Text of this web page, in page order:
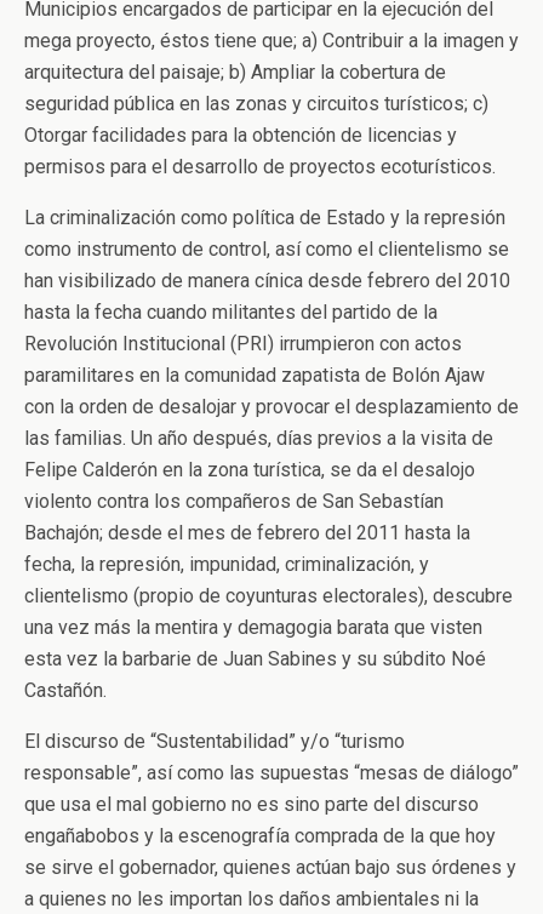
Municipios encargados de participar en la ejecución del
mega proyecto, éstos tiene que; a) Contribuir a la imagen y
arquitectura del paisaje; b) Ampliar la cobertura de
seguridad pública en las zonas y circuitos turísticos; c)
Otorgar facilidades para la obtención de licencias y
permisos para el desarrollo de proyectos ecoturísticos.
La criminalización como política de Estado y la represión
como instrumento de control, así como el clientelismo se
han visibilizado de manera cínica desde febrero del 2010
hasta la fecha cuando militantes del partido de la
Revolución Institucional (PRI) irrumpieron con actos
paramilitares en la comunidad zapatista de Bolón Ajaw
con la orden de desalojar y provocar el desplazamiento de
las familias. Un año después, días previos a la visita de
Felipe Calderón en la zona turística, se da el desalojo
violento contra los compañeros de San Sebastían
Bachajón; desde el mes de febrero del 2011 hasta la
fecha, la represión, impunidad, criminalización, y
clientelismo (propio de coyunturas electorales), descubre
una vez más la mentira y demagogia barata que visten
esta vez la barbarie de Juan Sabines y su súbdito Noé
Castañón.
El discurso de “Sustentabilidad” y/o “turismo
responsable”, así como las supuestas “mesas de diálogo”
que usa el mal gobierno no es sino parte del discurso
engañabobos y la escenografía comprada de la que hoy
se sirve el gobernador, quienes actúan bajo sus órdenes y
a quienes no les importan los daños ambientales ni la